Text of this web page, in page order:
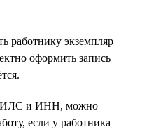
работнику экземпляр
оформить запись
и ИНН, можно
если у работника